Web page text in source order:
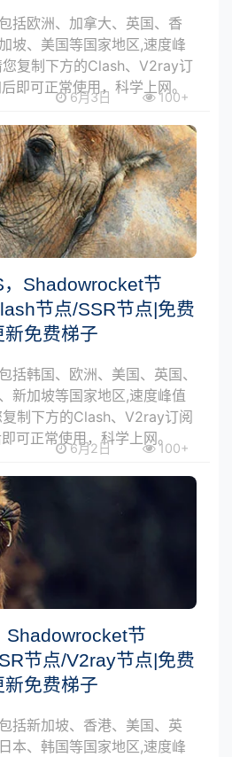
括欧洲、加拿大、英国、香
坡、美国等国家地区,速度峰
复制下方的Clash、V2ray订
即可正常使用，科学上网。
6月3日 100+
Shadowrocket节
节点/SSR节点|免费
免费梯子
括韩国、欧洲、美国、英国、
新加坡等国家地区,速度峰值
制下方的Clash、V2ray订阅
可正常使用，科学上网。
6月2日 100+
Shadowrocket节
节点/V2ray节点|免费
免费梯子
括新加坡、香港、美国、英
本、韩国等国家地区,速度峰